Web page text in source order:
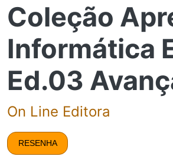
Coleção
Informática
Ed.03
On Line Editora
RESENHA